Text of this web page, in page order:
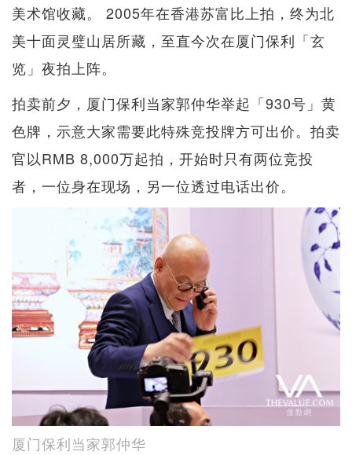
美术馆收藏。 2005年在香港苏富比上拍，终为北
美十面灵璧山居所藏，至直今次在厦门保利「玄
览」夜拍上阵。
拍卖前夕，厦门保利当家郭仲华举起「930号」黄
色牌，示意大家需要此特殊竞投牌方可出价。拍卖
官以RMB 8,000万起拍，开始时只有两位竞投
者，一位身在现场，另一位透过电话出价。
厦门保利当家郭仲华